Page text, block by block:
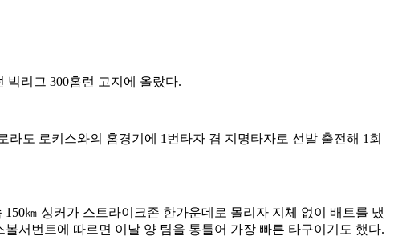
리그 300홈런 고지에 올랐다.
도 로키스와의 홈경기에 1번타자 겸 지명타자로 선발 출전해 1회
㎞ 싱커가 스트라이크존 한가운데로 몰리자 지체 없이 배트를 냈
서번트에 따르면 이날 양 팀을 통틀어 가장 빠른 타구이기도 했다.